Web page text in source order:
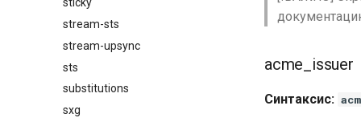
sticky
stream-sts
stream-upsync
sts
substitutions
sxg
acme_issuer
Синтаксис: